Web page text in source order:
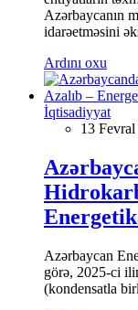
Azərbaycanın
idarəetməsini
Ardını oxu
İqtisadiyyat
13
Azərbaycan
görə, 2025-ci
(kondensatla